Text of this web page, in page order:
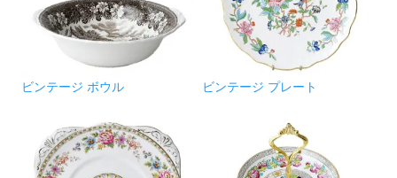
ビンテージ ボウル ビンテージ プレート